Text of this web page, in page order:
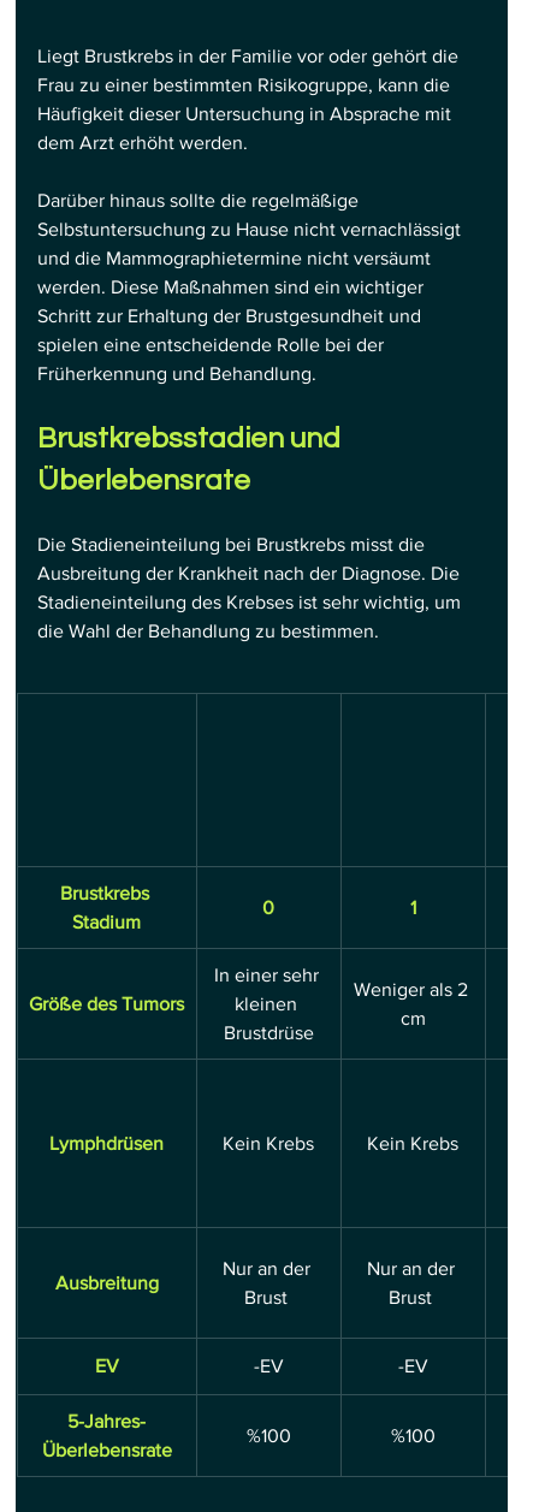
Liegt Brustkrebs in der Familie vor oder gehört die
Frau zu einer bestimmten Risikogruppe, kann die
Häufigkeit dieser Untersuchung in Absprache mit
dem Arzt erhöht werden.
Darüber hinaus sollte die regelmäßige
Selbstuntersuchung zu Hause nicht vernachlässigt
und die Mammographietermine nicht versäumt
werden. Diese Maßnahmen sind ein wichtiger
Schritt zur Erhaltung der Brustgesundheit und
spielen eine entscheidende Rolle bei der
Früherkennung und Behandlung.
Brustkrebsstadien und
Überlebensrate
Die Stadieneinteilung bei Brustkrebs misst die
Ausbreitung der Krankheit nach der Diagnose. Die
Stadieneinteilung des Krebses ist sehr wichtig, um
die Wahl der Behandlung zu bestimmen.
Brustkrebs
Stadium
0 1
Größe des Tumors
In einer sehr
kleinen
Brustdrüse
Weniger als 2
cm
Lymphdrüsen Kein Krebs Kein Krebs
Ausbreitung
Nur an der
Brust
Nur an der
Brust
EV -EV -EV
5-Jahres-
Überlebensrate
%100 %100